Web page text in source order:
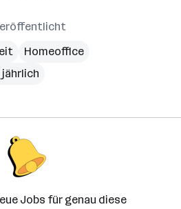
Homeoffice
jährlich
Jobs für genau diese